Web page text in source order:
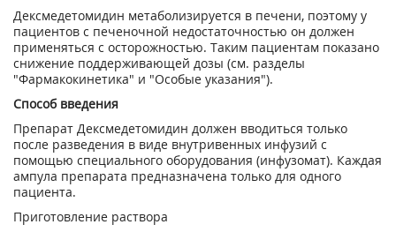
Дексмедетомидин метаболизируется в печени, поэтому у
пациентов с печеночной недостаточностью он должен
применяться с осторожностью. Таким пациентам показано
снижение поддерживающей дозы (см. разделы
"Фармакокинетика" и "Особые указания").
Способ введения
Препарат Дексмедетомидин должен вводиться только
после разведения в виде внутривенных инфузий с
помощью специального оборудования (инфузомат). Каждая
ампула препарата предназначена только для одного
пациента.
Приготовление раствора